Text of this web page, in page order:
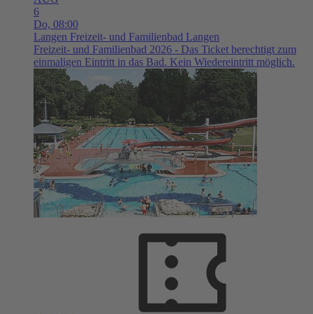
6
Do, 08:00
Langen Freizeit- und Familienbad Langen
Freizeit- und Familienbad 2026 - Das Ticket berechtigt zum
einmaligen Eintritt in das Bad. Kein Wiedereintritt möglich.